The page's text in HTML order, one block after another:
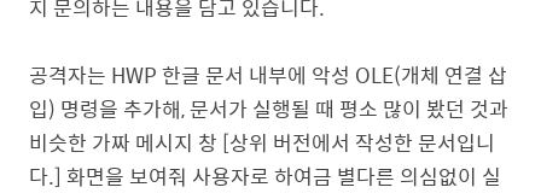
지 문의하는 내용을 담고 있습니다.
공격자는 HWP 한글 문서 내부에 악성 OLE(개체 연결 삽
입) 명령을 추가해, 문서가 실행될 때 평소 많이 봤던 것과
비슷한 가짜 메시지 창 [상위 버전에서 작성한 문서입니
다.] 화면을 보여줘 사용자로 하여금 별다른 의심없이 실